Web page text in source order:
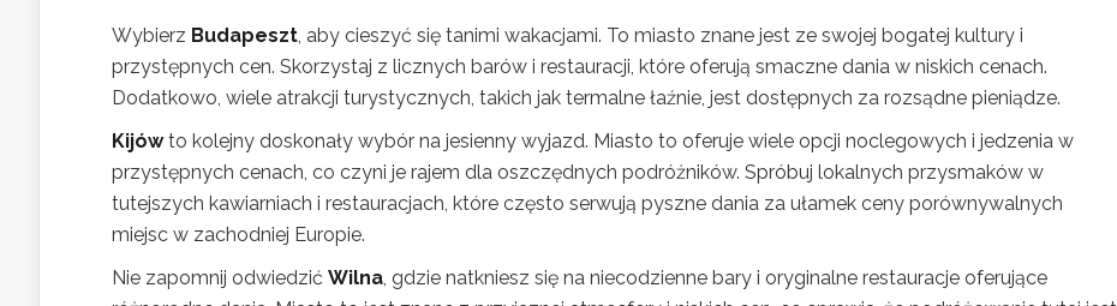
Wybierz Budapeszt , aby cieszyć się tanimi wakacjami. To miasto znane jest ze swojej bogatej kultury i
przystępnych cen. Skorzystaj z licznych barów i restauracji, które oferują smaczne dania w niskich cenach.
Dodatkowo, wiele atrakcji turystycznych, takich jak termalne łaźnie, jest dostępnych za rozsądne pieniądze.
Kijówto kolejny doskonały wybór na jesienny wyjazd. Miasto to oferuje wiele opcji noclegowych i jedzenia w
przystępnych cenach, co czyni je rajem dla oszczędnych podróżników. Spróbuj lokalnych przysmaków w
tutejszych kawiarniach i restauracjach, które często serwują pyszne dania za ułamek ceny porównywalnych
miejsc w zachodniej Europie.
Nie zapomnij odwiedzić Wilna , gdzie natkniesz się na niecodzienne bary i oryginalne restauracje oferujące